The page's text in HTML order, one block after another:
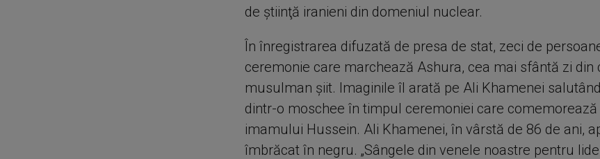
de ştiinţă iranieni din domeniul nuclear.
În înregistrarea difuzată de presa de stat, zeci de
ceremonie care marchează Ashura, cea mai sfântă zi din
musulman şiit. Imaginile îl arată pe Ali Khamenei
dintr-o moschee în timpul ceremoniei care
imamului Hussein. Ali Khamenei, în vârstă de 86 de ani,
îmbrăcat în negru. „Sângele din venele noastre pentru